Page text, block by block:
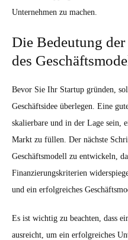
Unternehmen zu machen.
Die Bedeutung
des
Bevor Sie Ihr Startup gründen,
Geschäftsidee überlegen. Eine
skalierbare und in der Lage sein,
Markt zu füllen. Der nächste
Geschäftsmodell zu entwickeln,
Finanzierungskriterien
und ein erfolgreiches
Es ist wichtig zu beachten, dass
ausreicht, um ein erfolgreiches